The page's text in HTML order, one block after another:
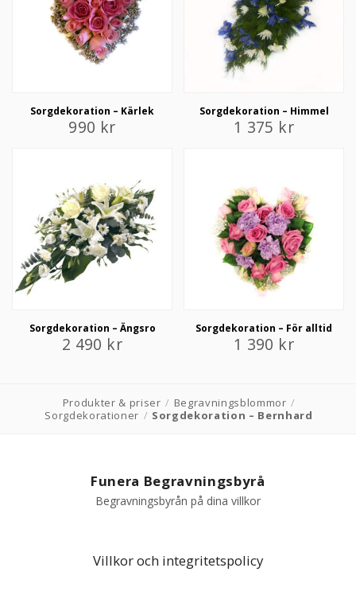
Sorgdekoration – Kärlek
990 kr
Sorgdekoration – Himmel
1 375 kr
Sorgdekoration – Ängsro
2 490 kr
Sorgdekoration – För alltid
1 390 kr
Produkter & priser / Begravningsblommor /
Sorgdekorationer / Sorgdekoration – Bernhard
Funera Begravningsbyrå
Begravningsbyrån på dina villkor
Villkor och integritetspolicy